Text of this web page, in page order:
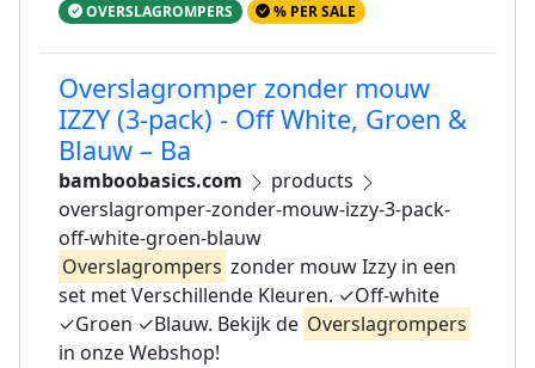
OVERSLAGROMPERS % PER SALE
Overslagromper zonder mouw
IZZY (3-pack) - Off White, Groen &
Blauw – Ba
bamboobasics.com
products
overslagromper-zonder-mouw-izzy-3-pack-
off-white-groen-blauw
Overslagrompers zonder mouw Izzy in een
set met Verschillende Kleuren. ✓Off-white
✓Groen ✓Blauw. Bekijk de Overslagrompers
in onze Webshop!